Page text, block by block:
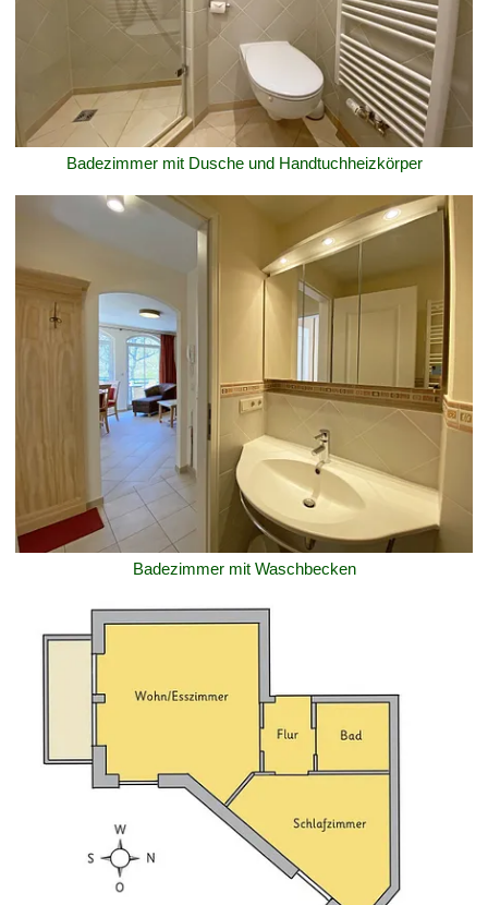
Badezimmer mit Dusche und Handtuchheizkörper
Badezimmer mit Waschbecken